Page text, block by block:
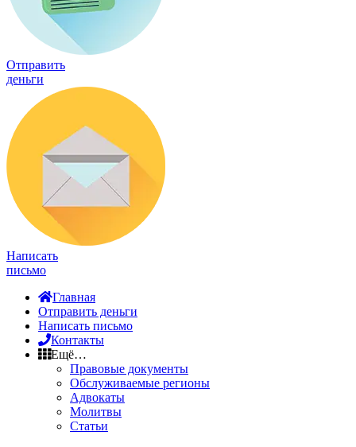
Отправить
деньги
Написать
письмо
Главная
Отправить деньги
Написать письмо
Контакты
Ещё…
Правовые документы
Обслуживаемые регионы
Адвокаты
Молитвы
Статьи